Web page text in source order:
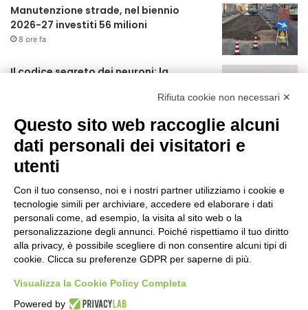
Manutenzione strade, nel biennio
2026-27 investiti 56 milioni
8 ore fa
Il codice segreto dei neuroni: la
Una guida alimentare per affrontare i
giorni più caldi: come idratarsi e cosa
portare in tavola a Ferragosto
Il Comando della Polizia Locale di
Cinisello Balsamo fa scuola
14 ore fa
JAZZaltro: il quartetto di Luigi
Martinale e l’Orchestra da Camera del
Rifiuta cookie non necessari ✕
Questo sito web raccoglie alcuni
dati personali dei visitatori e
utenti
Con il tuo consenso, noi e i nostri partner utilizziamo i cookie e
tecnologie simili per archiviare, accedere ed elaborare i dati
personali come, ad esempio, la visita al sito web o la
personalizzazione degli annunci. Poiché rispettiamo il tuo diritto
alla privacy, è possibile scegliere di non consentire alcuni tipi di
cookie. Clicca su preferenze GDPR per saperne di più.
Visualizza la Cookie Policy Completa
Powered by